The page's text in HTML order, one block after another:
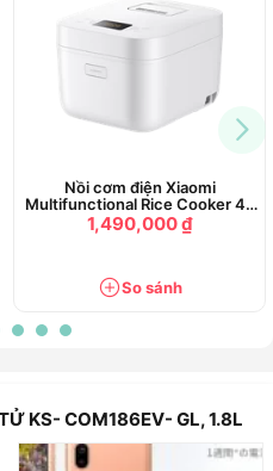
Nồi cơm điện Xiaomi
Multifunctional Rice Cooker 4L
- Chính hãng
1,490,000 ₫
So sánh
KS- COM186EV- GL, 1.8L